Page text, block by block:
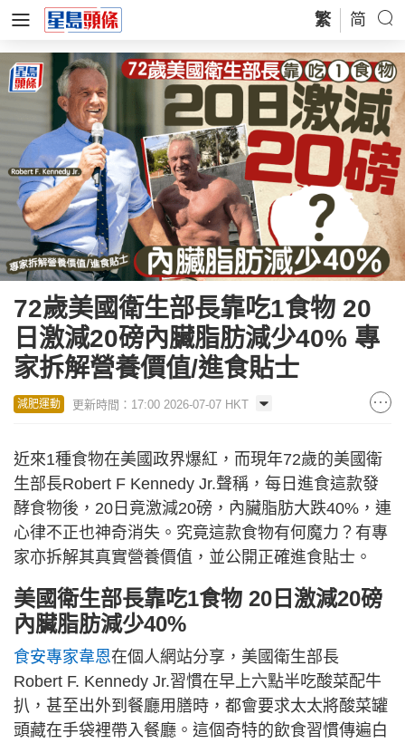
繁 简
72歲美國衛生部長靠吃1食物 20
日激減20磅內臟脂肪減少40% 專
家拆解營養價值/進食貼士
減肥運動 更新時間：17:00 2026-07-07 HKT
近來1種食物在美國政界爆紅，而現年72歲的美國衛
生部長Robert F Kennedy Jr.聲稱，每日進食這款發
酵食物後，20日竟激減20磅，內臟脂肪大跌40%，連
心律不正也神奇消失。究竟這款食物有何魔力？有專
家亦拆解其真實營養價值，並公開正確進食貼士。
美國衛生部長靠吃1食物 20日激減20磅
內臟脂肪減少40%
食安專家韋恩在個人網站分享，美國衛生部長
Robert F. Kennedy Jr.習慣在早上六點半吃酸菜配牛
扒，甚至出外到餐廳用膳時，都會要求太太將酸菜罐
頭藏在手袋裡帶入餐廳。這個奇特的飲食習慣傳遍白